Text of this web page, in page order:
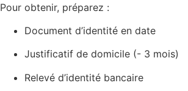
Pour obtenir, préparez :
Document d’identité en date
Justificatif de domicile (- 3 mois)
Relevé d’identité bancaire